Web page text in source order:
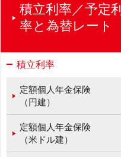
積立利率／予定利
率と為替レート
積立利率
定額個人年金保険
（円建）
定額個人年金保険
（米ドル建）